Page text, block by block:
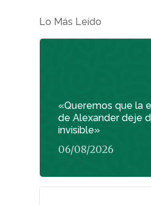
Lo Más Leído
«Queremos que la
de Alexander deje
invisible»
06/08/2026